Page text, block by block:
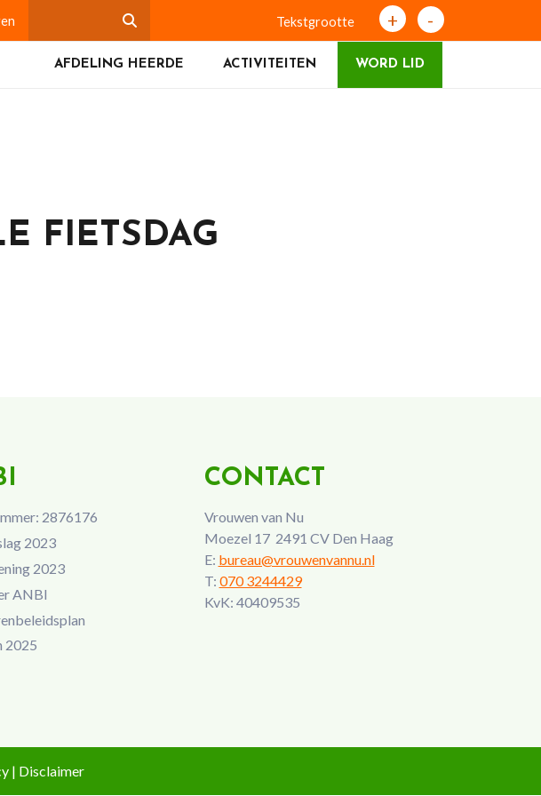
Tekstgrootte + -
AFDELING HEERDE ACTIVITEITEN WORD LID
FIETSDAG
2876176
2023
2023
ANBI
2025
CONTACT
Vrouwen van Nu
Moezel 17 2491 CV Den Haag
E: bureau@vrouwenvannu.nl
T: 070 3244429
KvK: 40409535
| Disclaimer